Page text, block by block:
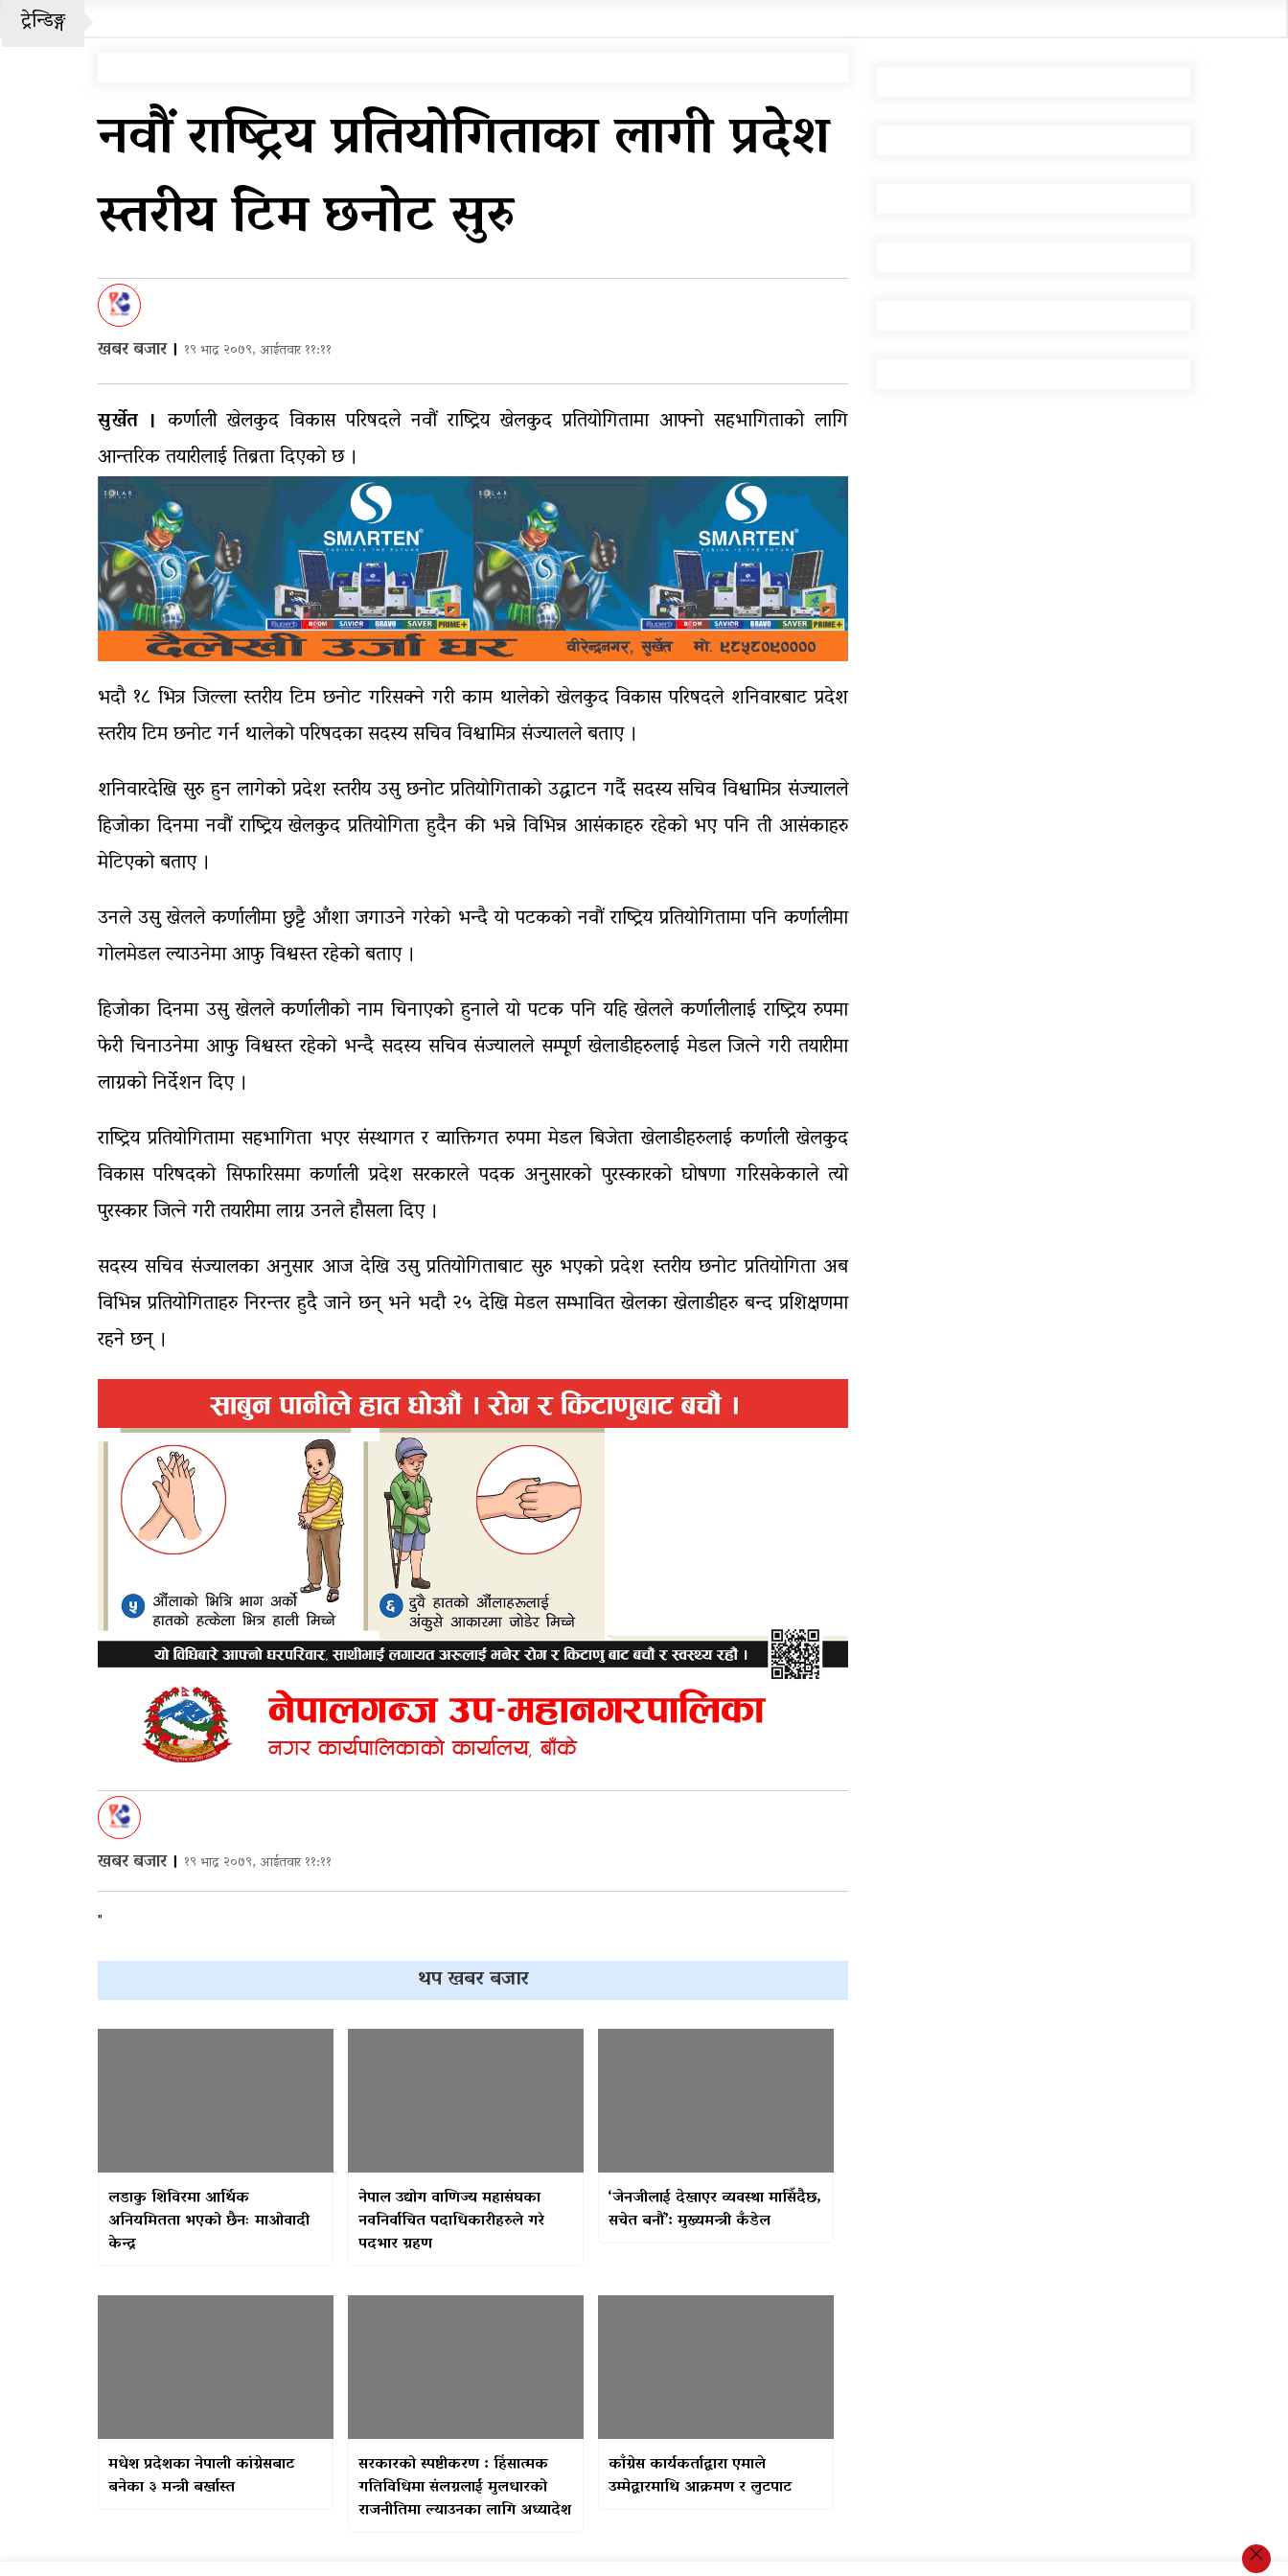
‘नागढुंगा-सिस्नेखोला सुरुङमार्ग’ सञ्चालनमा, शुल्कदर यस्तो छ…
आठ लाख २१ हजार घुससहित सिँचाइ डिभिजन सर्लाहीका प्रमुख र अधिकृत पक्राउ
ट्रेन्डिङ्ग
नवौं राष्ट्रिय प्रतियोगिताका लागी प्रदेश
स्तरीय टिम छनोट सुरु
खबर बजार। १९ भाद्र २०७९, आईतवार ११:११
सुर्खेत । कर्णाली खेलकुद विकास परिषदले नवौं राष्ट्रिय खेलकुद प्रतियोगितामा आफ्नो सहभागिताको लागि
आन्तरिक तयारीलाई तिब्रता दिएको छ ।
भदौ १८ भित्र जिल्ला स्तरीय टिम छनोट गरिसक्ने गरी काम थालेको खेलकुद विकास परिषदले शनिवारबाट प्रदेश
स्तरीय टिम छनोट गर्न थालेको परिषदका सदस्य सचिव विश्वामित्र संज्यालले बताए ।
शनिवारदेखि सुरु हुन लागेको प्रदेश स्तरीय उसु छनोट प्रतियोगिताको उद्घाटन गर्दै सदस्य सचिव विश्वामित्र संज्यालले
हिजोका दिनमा नवौं राष्ट्रिय खेलकुद प्रतियोगिता हुदैन की भन्ने विभिन्न आसंकाहरु रहेको भए पनि ती आसंकाहरु
मेटिएको बताए ।
उनले उसु खेलले कर्णालीमा छुट्टै आँशा जगाउने गरेको भन्दै यो पटकको नवौं राष्ट्रिय प्रतियोगितामा पनि कर्णालीमा
गोलमेडल ल्याउनेमा आफु विश्वस्त रहेको बताए ।
हिजोका दिनमा उसु खेलले कर्णालीको नाम चिनाएको हुनाले यो पटक पनि यहि खेलले कर्णालीलाई राष्ट्रिय रुपमा
फेरी चिनाउनेमा आफु विश्वस्त रहेको भन्दै सदस्य सचिव संज्यालले सम्पूर्ण खेलाडीहरुलाई मेडल जित्ने गरी तयारीमा
लाग्नको निर्देशन दिए ।
राष्ट्रिय प्रतियोगितामा सहभागिता भएर संस्थागत र व्याक्तिगत रुपमा मेडल बिजेता खेलाडीहरुलाई कर्णाली खेलकुद
विकास परिषदको सिफारिसमा कर्णाली प्रदेश सरकारले पदक अनुसारको पुरस्कारको घोषणा गरिसकेकाले त्यो
पुरस्कार जित्ने गरी तयारीमा लाग्न उनले हौसला दिए ।
सदस्य सचिव संज्यालका अनुसार आज देखि उसु प्रतियोगिताबाट सुरु भएको प्रदेश स्तरीय छनोट प्रतियोगिता अब
विभिन्न प्रतियोगिताहरु निरन्तर हुदै जाने छन् भने भदौ २५ देखि मेडल सम्भावित खेलका खेलाडीहरु बन्द प्रशिक्षणमा
रहने छन् ।
खबर बजार। १९ भाद्र २०७९, आईतवार ११:११
"
थप खबर बजार
लडाकु शिविरमा आर्थिक
अनियमितता भएको छैनः माओवादी
केन्द्र
नेपाल उद्योग वाणिज्य महासंघका
नवनिर्वाचित पदाधिकारीहरुले गरे
पदभार ग्रहण
‘जेनजीलाई देखाएर व्यवस्था मासिँदैछ,
सचेत बनौं’: मुख्यमन्त्री कँडेल
मधेश प्रदेशका नेपाली कांग्रेसबाट
बनेका ३ मन्त्री बर्खास्त
सरकारको स्पष्टीकरण : हिंसात्मक
गतिविधिमा संलग्नलाई मुलधारको
राजनीतिमा ल्याउनका लागि अध्यादेश
काँग्रेस कार्यकर्ताद्वारा एमाले
उम्मेद्वारमाथि आक्रमण र लुटपाट